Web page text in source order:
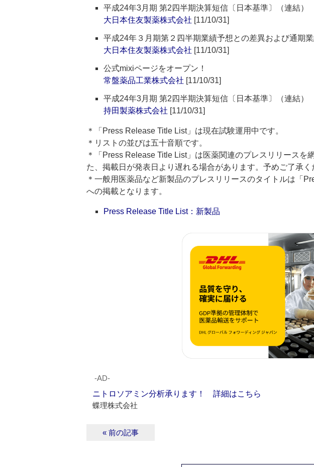
平成24年3月期 第2四半期決算短信〔日本基準〕（連結）
大日本住友製薬株式会社 [11/10/31]
平成24年３月期第２四半期業績予想との差異および通期
大日本住友製薬株式会社 [11/10/31]
公式mixiページをオープン！
常盤薬品工業株式会社 [11/10/31]
平成24年3月期 第2四半期決算短信〔日本基準〕（連結）
持田製薬株式会社 [11/10/31]
＊「Press Release Title List」は現在試験運用中です。
＊リストの並びは五十音順です。
＊「Press Release Title List」は医薬関連のプレスリリースを
た、掲載日が発表日より遅れる場合があります。予めご了承く
＊一般用医薬品など新製品のプレスリリースのタイトルは「
への掲載となります。
Press Release Title List：新製品
‐AD‐
ニトロソアミン分析承ります！ 詳細はこちら
蝶理株式会社
« 前の記事